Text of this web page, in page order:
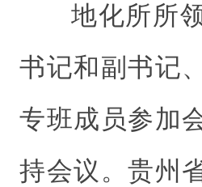
地化所所
书记和副书记
专班成员参加
持会议。贵州